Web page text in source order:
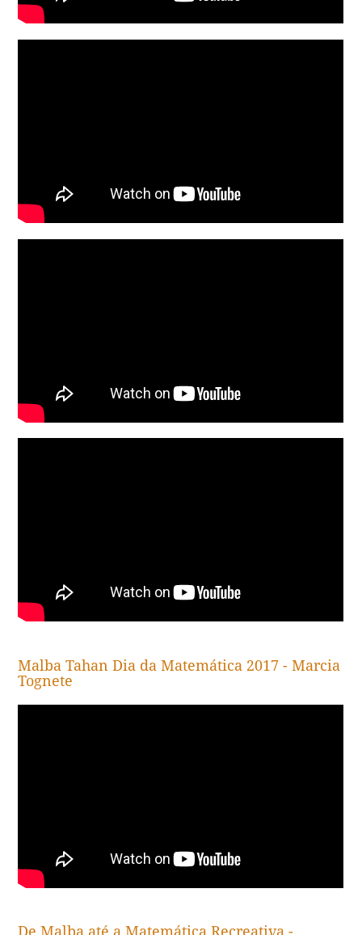
Malba Tahan Dia da Matemática 2017 - Marcia
Tognete
De Malba até a Matemática Recreativa -